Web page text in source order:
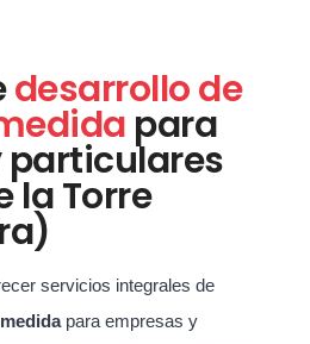
desarrollo de
para
particulares
la Torre
servicios integrales de
para empresas y